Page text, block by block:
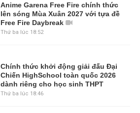
Anime Garena Free Fire chính thức
lên sóng Mùa Xuân 2027 với tựa đề
Free Fire Daybreak
Thứ ba lúc 18:52
Chính thức khởi động giải đấu Đại
Chiến HighSchool toàn quốc 2026
dành riêng cho học sinh THPT
Thứ ba lúc 18:46